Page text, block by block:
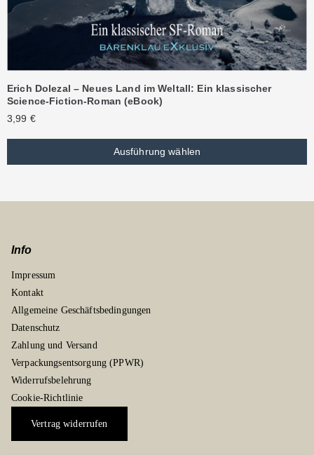
Erich Dolezal – Neues Land im Weltall: Ein klassischer
Science-Fiction-Roman (eBook)
3,99 €
Ausführung wählen
Info
Impressum
Kontakt
Allgemeine Geschäftsbedingungen
Datenschutz
Zahlung und Versand
Verpackungsentsorgung (PPWR)
Widerrufsbelehrung
Cookie-Richtlinie
Vertrag widerrufen